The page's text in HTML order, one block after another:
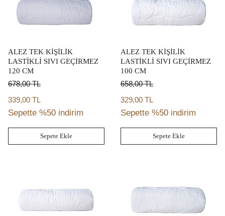
ALEZ TEK KİŞİLİK
LASTİKLİ SIVI GEÇİRMEZ
120 CM
678,00TL
339,00 TL
Sepette %50 indirim
Sepete Ekle
ALEZ TEK KİŞİLİK
LASTİKLİ SIVI GEÇİRMEZ
100 CM
658,00TL
329,00 TL
Sepette %50 indirim
Sepete Ekle